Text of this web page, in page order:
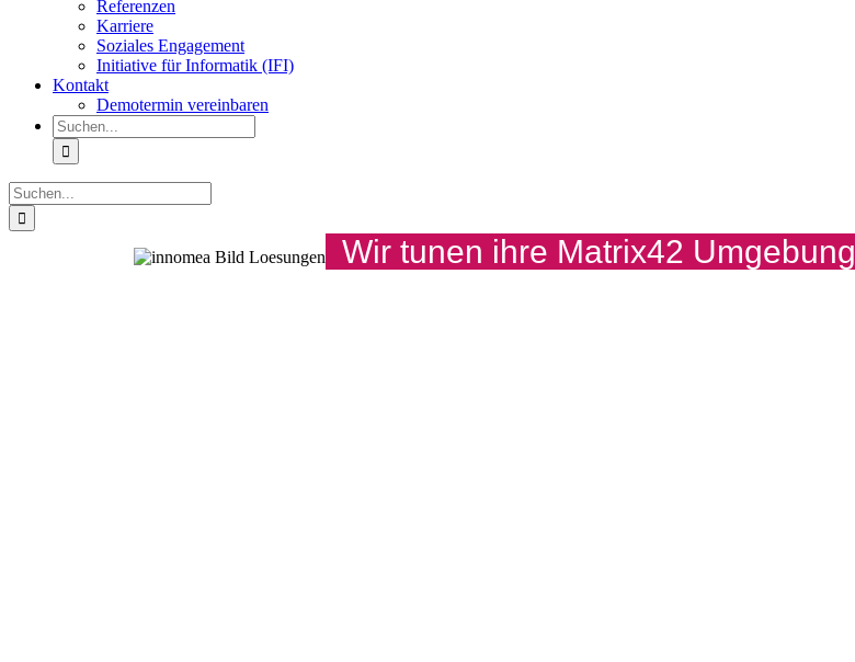
Referenzen
Karriere
Soziales Engagement
Initiative für Informatik (IFI)
Kontakt
Demotermin vereinbaren
Suche
nach:
Suche
nach:
Wir tunen ihre Matrix42 Umgebung